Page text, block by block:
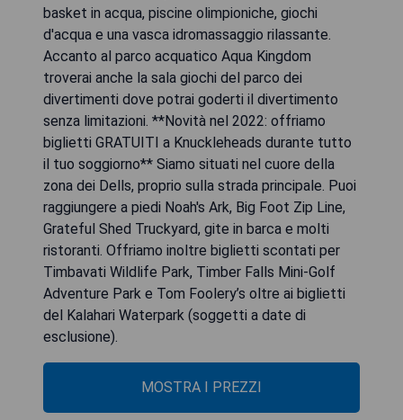
basket in acqua, piscine olimpioniche, giochi
d'acqua e una vasca idromassaggio rilassante.
Accanto al parco acquatico Aqua Kingdom
troverai anche la sala giochi del parco dei
divertimenti dove potrai goderti il divertimento
senza limitazioni. **Novità nel 2022: offriamo
biglietti GRATUITI a Knuckleheads durante tutto
il tuo soggiorno** Siamo situati nel cuore della
zona dei Dells, proprio sulla strada principale. Puoi
raggiungere a piedi Noah's Ark, Big Foot Zip Line,
Grateful Shed Truckyard, gite in barca e molti
ristoranti. Offriamo inoltre biglietti scontati per
Timbavati Wildlife Park, Timber Falls Mini-Golf
Adventure Park e Tom Foolery’s oltre ai biglietti
del Kalahari Waterpark (soggetti a date di
esclusione).
MOSTRA I PREZZI